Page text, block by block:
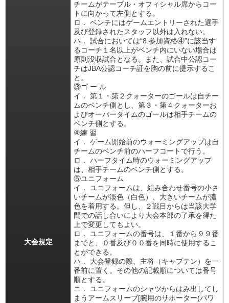
大会規定
チームがテーブル・オフィシャル席からコー
トに向かって左側とする。
ロ． ベンチにはゲームエントリーされた選手
及び登録されたスタッフ以外は入れない。
ハ． 試合においては“8.参加資格④”に該当す
るコーチ１名以上がベンチ内にいない場合は
原則没収試合となる。また、試合中公認コー
チはJBA公認コーチ証を胸の前に提示するこ
と。
③ゴ ー ル
イ． 第１・第２クォーターのゴールは自チー
ムのベンチ側とし、第３・第４クォーターお
よびオーバータイムのゴールは相手チームの
ベンチ側とする。
④練 習
イ． ゲーム開始前のウォーミングアップは自
チームのベンチ前のハーフコートで行う。
ロ． ハーフタイム時のウォーミングアップ
は、相手チームのベンチ側とする。
⑤ユニフォーム
イ． ユニフォームは、組み合わせ番号の小さ
いチームが淡色（白色）、大きいチームが濃
色を着用する。但し、２戦目からは当該大学
間での話し合いにより大会本部の了承を得た
上で変更してもよい。
ロ． ユニフォームの番号は、１番から９９番
までと、０番及び００番を同時に使用するこ
とができる。
ハ． 大会登録の際、主将（キャプテン）を一
番前に置く。その他の記載順については番号
順とする。
ニ． ユニフォームのシャツからはみ出してし
まうアームスリーブ[腕用のサポーター(パワ